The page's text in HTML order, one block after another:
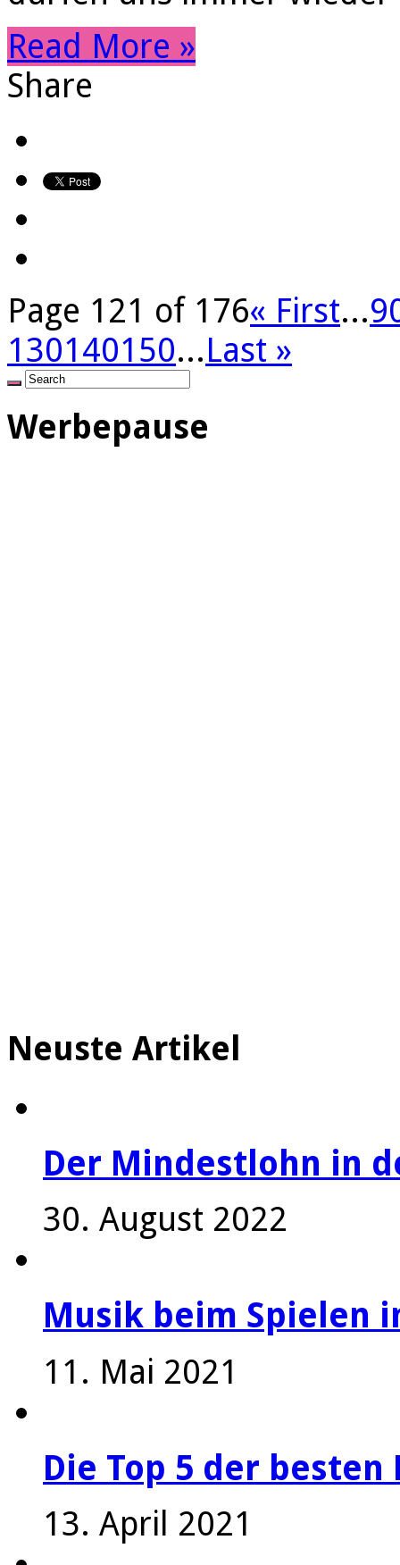
Read More »
Share
Page 121 of 176« First...
130140150...Last »
Werbepause
Neuste Artikel
Der Mindestlohn in
30. August 2022
Musik beim Spielen
11. Mai 2021
Die Top 5 der besten
13. April 2021